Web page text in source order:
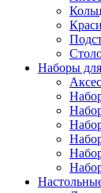
Наборы